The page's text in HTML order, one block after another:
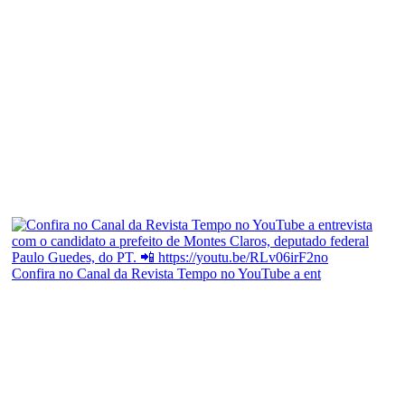
Confira no Canal da Revista Tempo no YouTube a ent